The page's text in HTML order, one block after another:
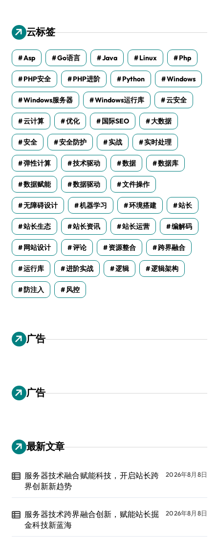
云标签
Asp Go语言 Java Linux Php
PHP安全 PHP进阶 Python Windows
Windows服务器 Windows运行库 云安全
云计算 优化 国际SEO 大数据
安全 安全防护 实战 实时处理
弹性计算 技术驱动 数据 数据库
数据赋能 数据驱动 文件操作
无障碍设计 机器学习 环境搭建 站长
站长生态 站长资讯 站长运营 编解码
网站设计 评论 资源整合 跨界融合
运行库 进阶实战 逻辑 逻辑架构
防注入 风控
广告
广告
最新文章
服务器技术融合赋能科技，开启站长跨
界创新新趋势
2026年8月8日
服务器技术跨界融合创新，赋能站长掘
金科技新蓝海
2026年8月8日